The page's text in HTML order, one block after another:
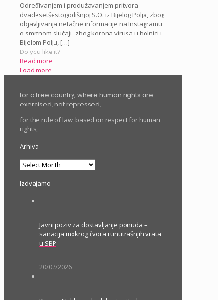
Određivanjem i produžavanjem pritvora
dvadesetšestogodišnjoj S.O. iz Bijelog Polja, zbog
objavljivanja netačne informacije na Instagramu
o smrtnom slučaju zbog korona virusa u bolnici u
Bijelom Polju, […]
Do you like it?
Read more
Load more
for a free country, where human rights are
exercised, not repressed,
for the rule of law, based on respect for human
rights,
Arhiva
Arhiva
Izdvajamo
Javni poziv za dostavljanje ponuda –
sanacija mokrog čvora i unutrašnjih vrata
u SBP
20/07/2026